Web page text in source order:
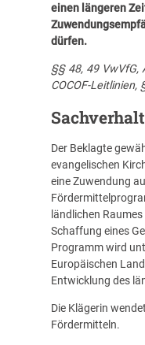
einen längeren
dürfen.
§§ 48, 49 VwVfG,
COCOF-Leitlinien,
Sachverhalt
Der Beklagte
evangelischen
eine Zuwendung
ländlichen
Schaffung eines
Programm wird
Europäischen
Entwicklung des
Die Klägerin
Fördermitteln.